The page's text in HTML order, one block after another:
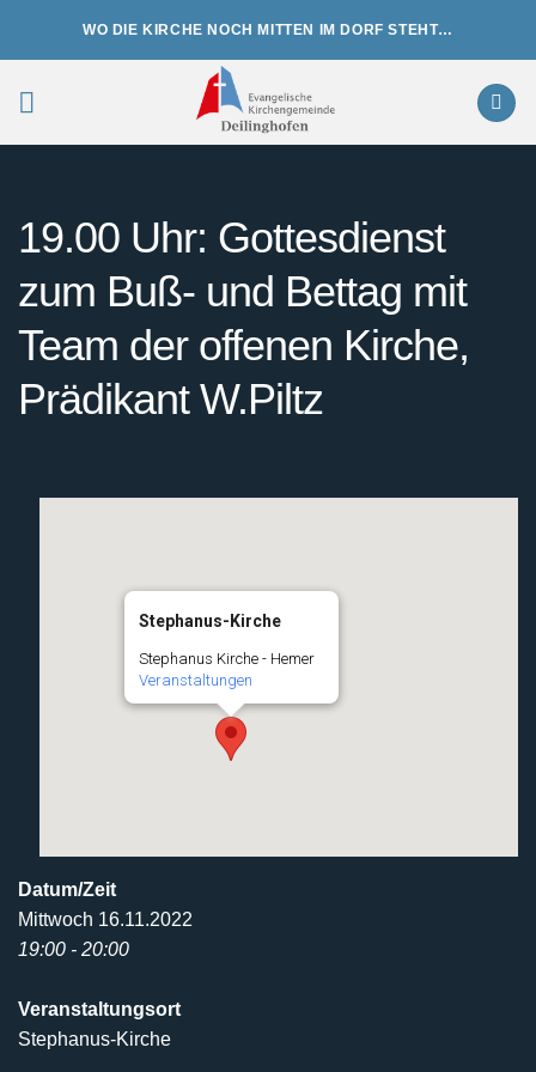
WO DIE KIRCHE NOCH MITTEN IM DORF STEHT…
19.00 Uhr: Gottesdienst
zum Buß- und Bettag mit
Team der offenen Kirche,
Prädikant W.Piltz
Stephanus-Kirche
Stephanus Kirche - Hemer
Veranstaltungen
Datum/Zeit
Mittwoch 16.11.2022
19:00 - 20:00
Veranstaltungsort
Stephanus-Kirche